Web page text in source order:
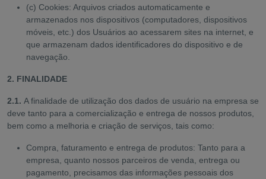
(c) Cookies: Arquivos criados automaticamente e
armazenados nos dispositivos (computadores, dispositivos
móveis, etc.) dos Usuários ao acessarem sites na internet, e
que armazenam dados identificadores do dispositivo e de
navegação.
2. FINALIDADE
2.1. A finalidade de utilização dos dados de usuário na empresa se
deve tanto para a comercialização e entrega de nossos produtos,
bem como a melhoria e criação de serviços, tais como:
Compra, faturamento e entrega de produtos: Tanto para a
empresa, quanto nossos parceiros de venda, entrega ou
pagamento, precisamos das informações pessoais dos